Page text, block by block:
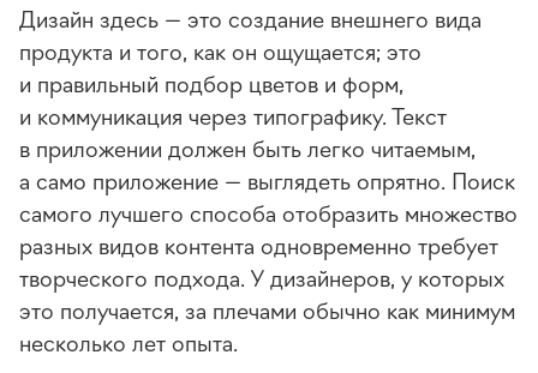
Дизайн здесь — это создание внешнего вида
продукта и того, как он ощущается; это
и правильный подбор цветов и форм,
и коммуникация через типографику. Текст
в приложении должен быть легко читаемым,
а само приложение — выглядеть опрятно. Поиск
самого лучшего способа отобразить множество
разных видов контента одновременно требует
творческого подхода. У дизайнеров, у которых
это получается, за плечами обычно как минимум
несколько лет опыта.